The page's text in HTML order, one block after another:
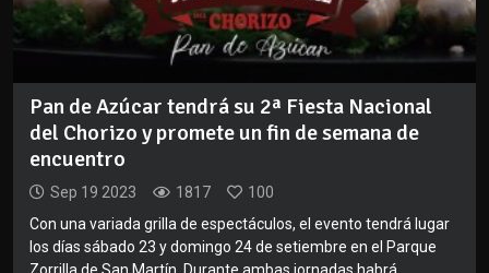
Pan de Azúcar tendrá su 2ª Fiesta Nacional
del Chorizo y promete un fin de semana de
encuentro
Sep 19 2023 1817
100
Con una variada grilla de espectáculos, el evento tendrá lugar
los días sábado 23 y domingo 24 de setiembre en el Parque